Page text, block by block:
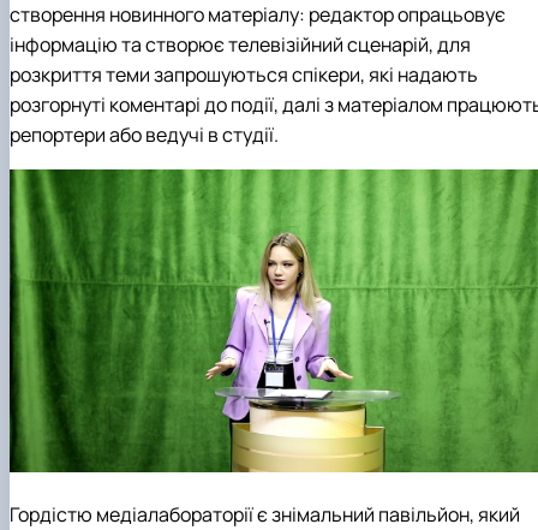
створення новинного матеріалу: редактор опрацьовує
інформацію та створює телевізійний сценарій, для
розкриття теми запрошуються спікери, які надають
розгорнуті коментарі до події, далі з матеріалом
репортери або ведучі в студії.
Гордістю медіалабораторії є знімальний павільйон, який